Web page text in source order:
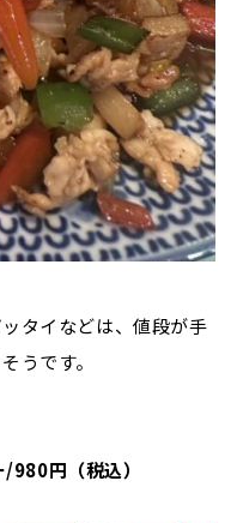
タイなどは、値段が手
うです。
/980円（税込）